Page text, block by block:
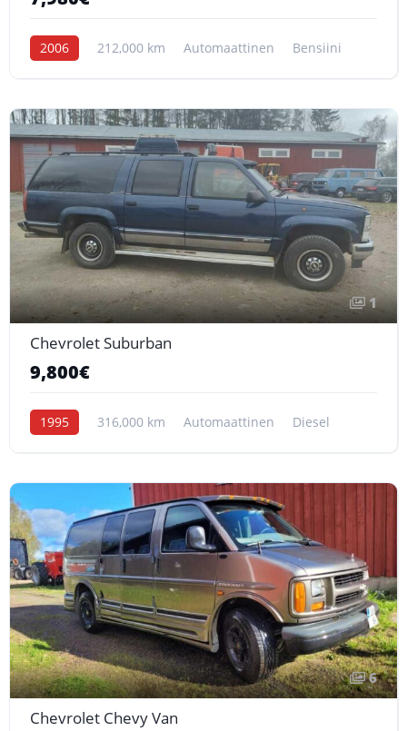
2006 212,000 km Automaattinen Bensiini
1
Chevrolet Suburban
9,800€
1995 316,000 km Automaattinen Diesel
6
Chevrolet Chevy Van